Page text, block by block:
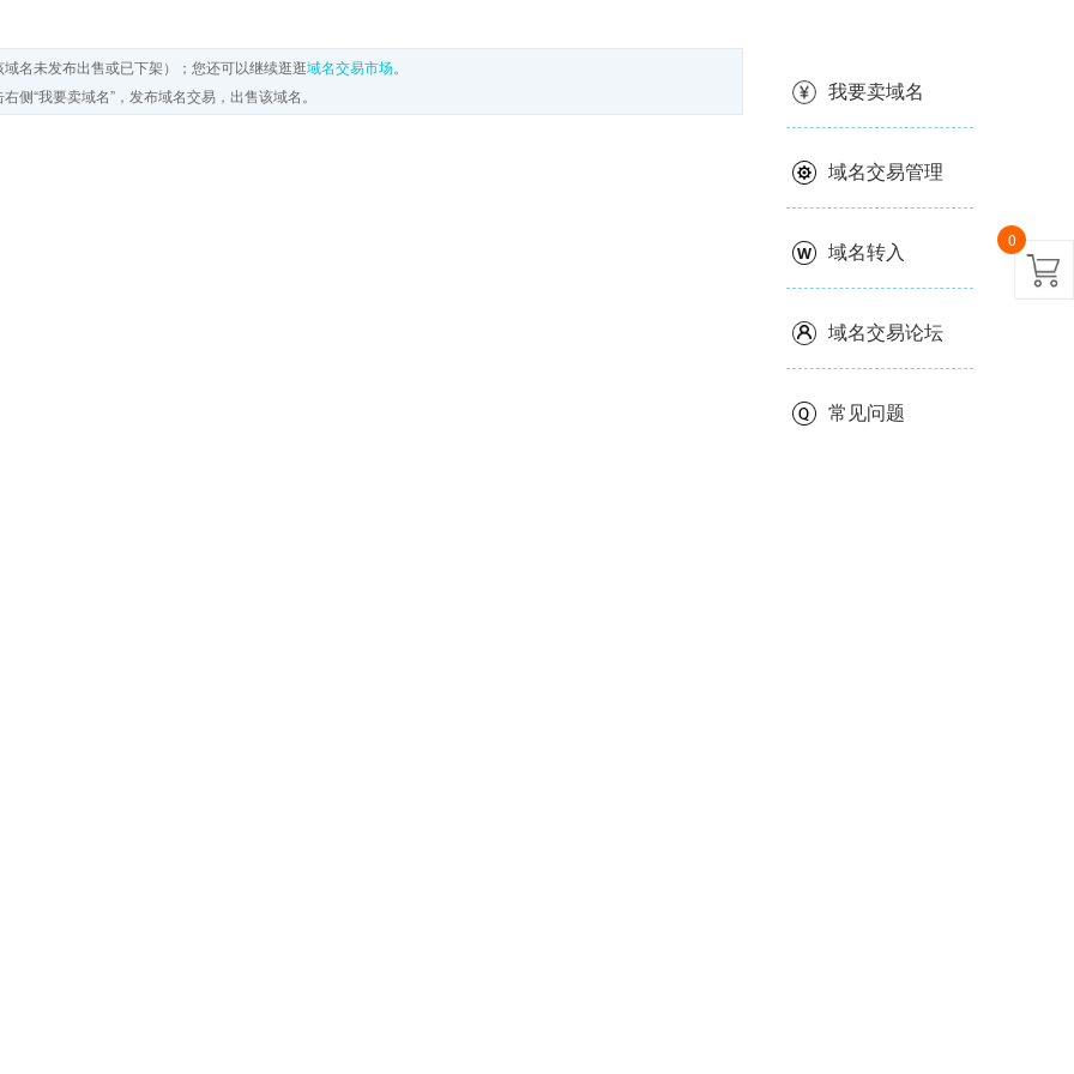
名未发布出售或已下架）；您还可以继续逛逛域名交易市场。
侧“我要卖域名”，发布域名交易，出售该域名。
我要卖域名
域名交易管理
域名转入
域名交易论坛
常见问题
0